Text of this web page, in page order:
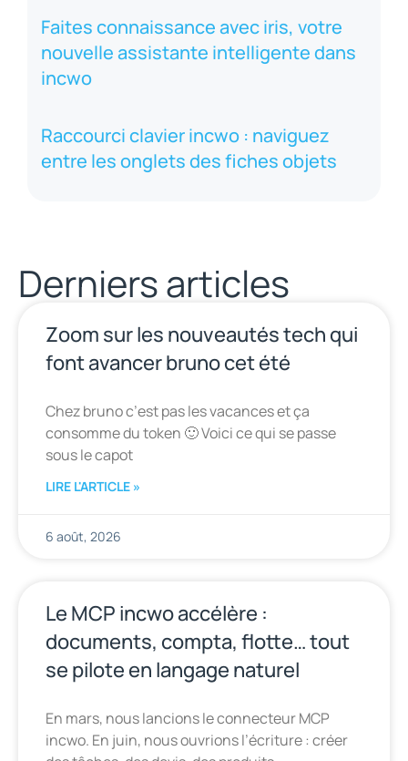
Faites connaissance avec iris, votre
nouvelle assistante intelligente dans
incwo
Raccourci clavier incwo : naviguez
entre les onglets des fiches objets
Derniers articles
Zoom sur les nouveautés tech qui
font avancer bruno cet été
Chez bruno c’est pas les vacances et ça
consomme du token 🙂 Voici ce qui se passe
sous le capot
LIRE L'ARTICLE »
6 août, 2026
Le MCP incwo accélère :
documents, compta, flotte… tout
se pilote en langage naturel
En mars, nous lancions le connecteur MCP
incwo. En juin, nous ouvrions l’écriture : créer